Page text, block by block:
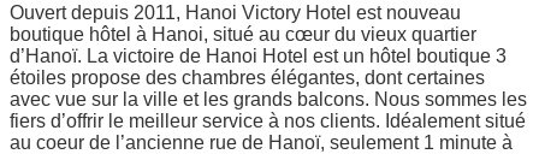
Ouvert depuis 2011, Hanoi Victory Hotel est nouveau
boutique hôtel à Hanoi, situé au cœur du vieux quartier
d’Hanoï. La victoire de Hanoi Hotel est un hôtel boutique 3
étoiles propose des chambres élégantes, dont certaines
avec vue sur la ville et les grands balcons. Nous sommes les
fiers d’offrir le meilleur service à nos clients. Idéalement situé
au coeur de l’ancienne rue de Hanoï, seulement 1 minute à